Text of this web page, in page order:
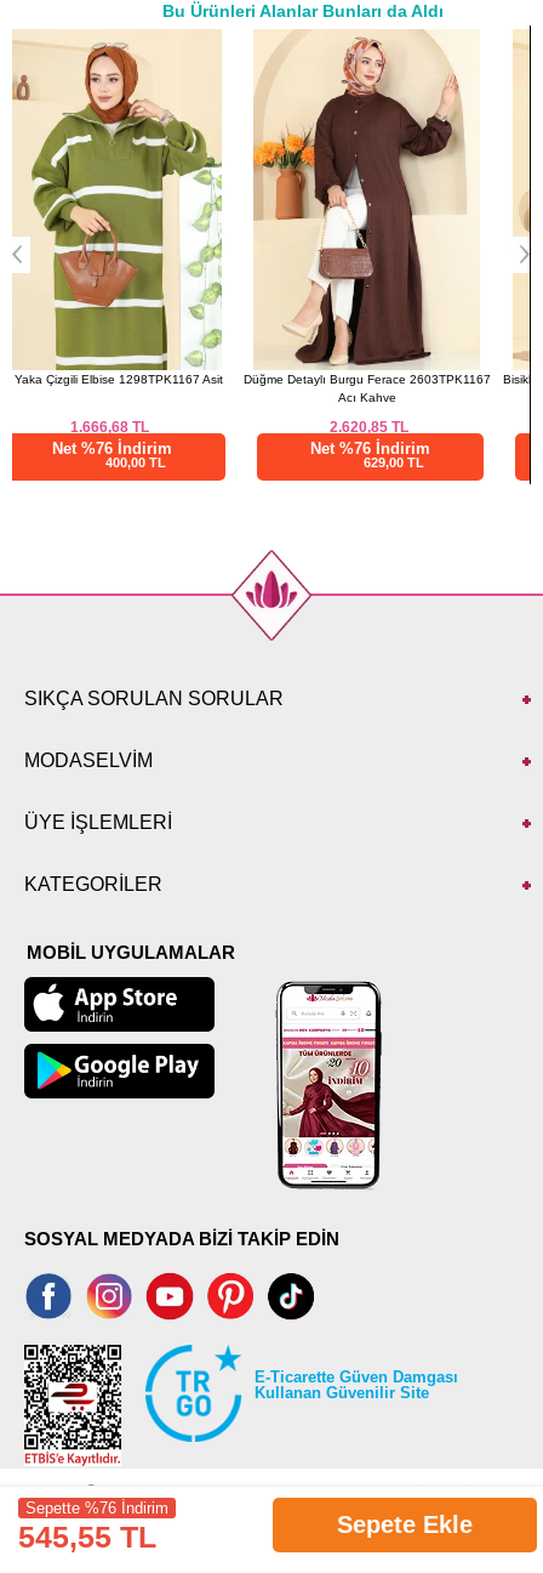
50
126 118
139
52
130 124 139
Sepette %76 İndirim
545,55 TL Sepete Ekle
Bu Ürünleri Alanlar Bunları da Aldı
a>
Düğme Detaylı Burgu Ferace 2603TPK1167
2.620,85
Net %76 İndirim
629,00 TL
Bisiklet Yaka Kuşaklı Elbise 5589ZNNK1102
Lila
737,50
Net %28 İndirim
531,01 TL
SIKÇA SORULAN SORULAR
MODASELVİM
ÜYE İŞLEMLERİ
KATEGORİLER
MOBİL UYGULAMALAR
SOSYAL MEDYADA BİZİ TAKİP EDİN
E-Ticarette Güven Damgası
Kullanan Güvenilir Site
©2026 Tüm modaselvim.com hakları saklıdır.